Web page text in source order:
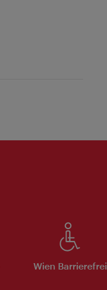
Wien Barrierefrei